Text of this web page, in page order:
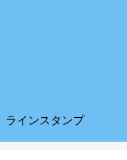
ラインスタンプ